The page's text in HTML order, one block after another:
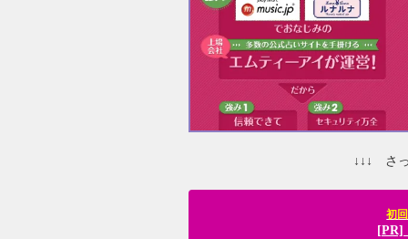
↓↓↓ さ
初
[PR]